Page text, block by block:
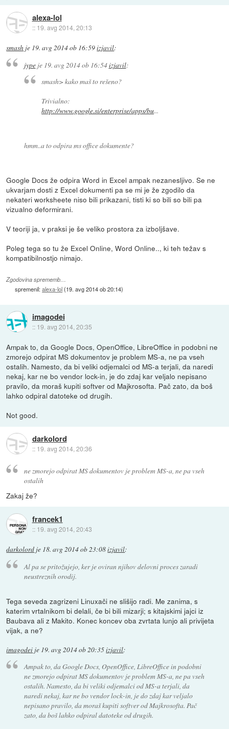
alexa-lol
:: 19. avg 2014, 20:13
smash je 19. avg 2014 ob 16:59izjavil:
jypeje 19. avg 2014 ob 16:54izjavil:
smash> kako maš to rešeno?
Trivialno:
http://www.google.si/enterprise/apps/bu...
hmm..a to odpira ms office dokumente?
Google Docs že odpira Word in Excel ampak nezanesljivo. Se ne
ukvarjam dosti z Excel dokumenti pa se mi je že zgodilo da
nekateri worksheete niso bili prikazani, tisti ki so bili so bili pa
vizualno deformirani.
V teoriji ja, v praksi je še veliko prostora za izboljšave.
Poleg tega so tu že Excel Online, Word Online.., ki teh težav s
kompatibilnostjo nimajo.
Zgodovina sprememb…
spremenil:alexa-lol(19. avg 2014 ob 20:14)
imagodei
:: 19. avg 2014, 20:35
Ampak to, da Google Docs, OpenOffice, LibreOffice in podobni ne
zmorejo odpirat MS dokumentov je problem MS-a, ne pa vseh
ostalih. Namesto, da bi veliki odjemalci od MS-a terjali, da naredi
nekaj, kar ne bo vendor lock-in, je do zdaj kar veljalo nepisano
pravilo, da moraš kupiti softver od Majkrosofta. Pač zato, da boš
lahko odpiral datoteke od drugih.
Not good.
darkolord
:: 19. avg 2014, 20:36
ne zmorejo odpirat MS dokumentov je problem MS-a, ne pa vseh
ostalih
Zakaj že?
francek1
:: 19. avg 2014, 20:43
darkolord je 18. avg 2014 ob 23:08izjavil:
Al pa se pritožujejo, ker je oviran njihov delovni proces zaradi
neustreznih orodij.
Tega seveda zagrizeni Linuxači ne slišijo radi. Me zanima, s
katerim vrtalnikom bi delali, če bi bili mizarji; s kitajskimi jajci iz
Baubava ali z Makito. Konec koncev oba zvrtata lunjo ali privijeta
vijak, a ne?
imagodei je 19. avg 2014 ob 20:35izjavil:
Ampak to, da Google Docs, OpenOffice, LibreOffice in podobni
ne zmorejo odpirat MS dokumentov je problem MS-a, ne pa vseh
ostalih. Namesto, da bi veliki odjemalci od MS-a terjali, da
naredi nekaj, kar ne bo vendor lock-in, je do zdaj kar veljalo
nepisano pravilo, da moraš kupiti softver od Majkrosofta. Pač
zato, da boš lahko odpiral datoteke od drugih.